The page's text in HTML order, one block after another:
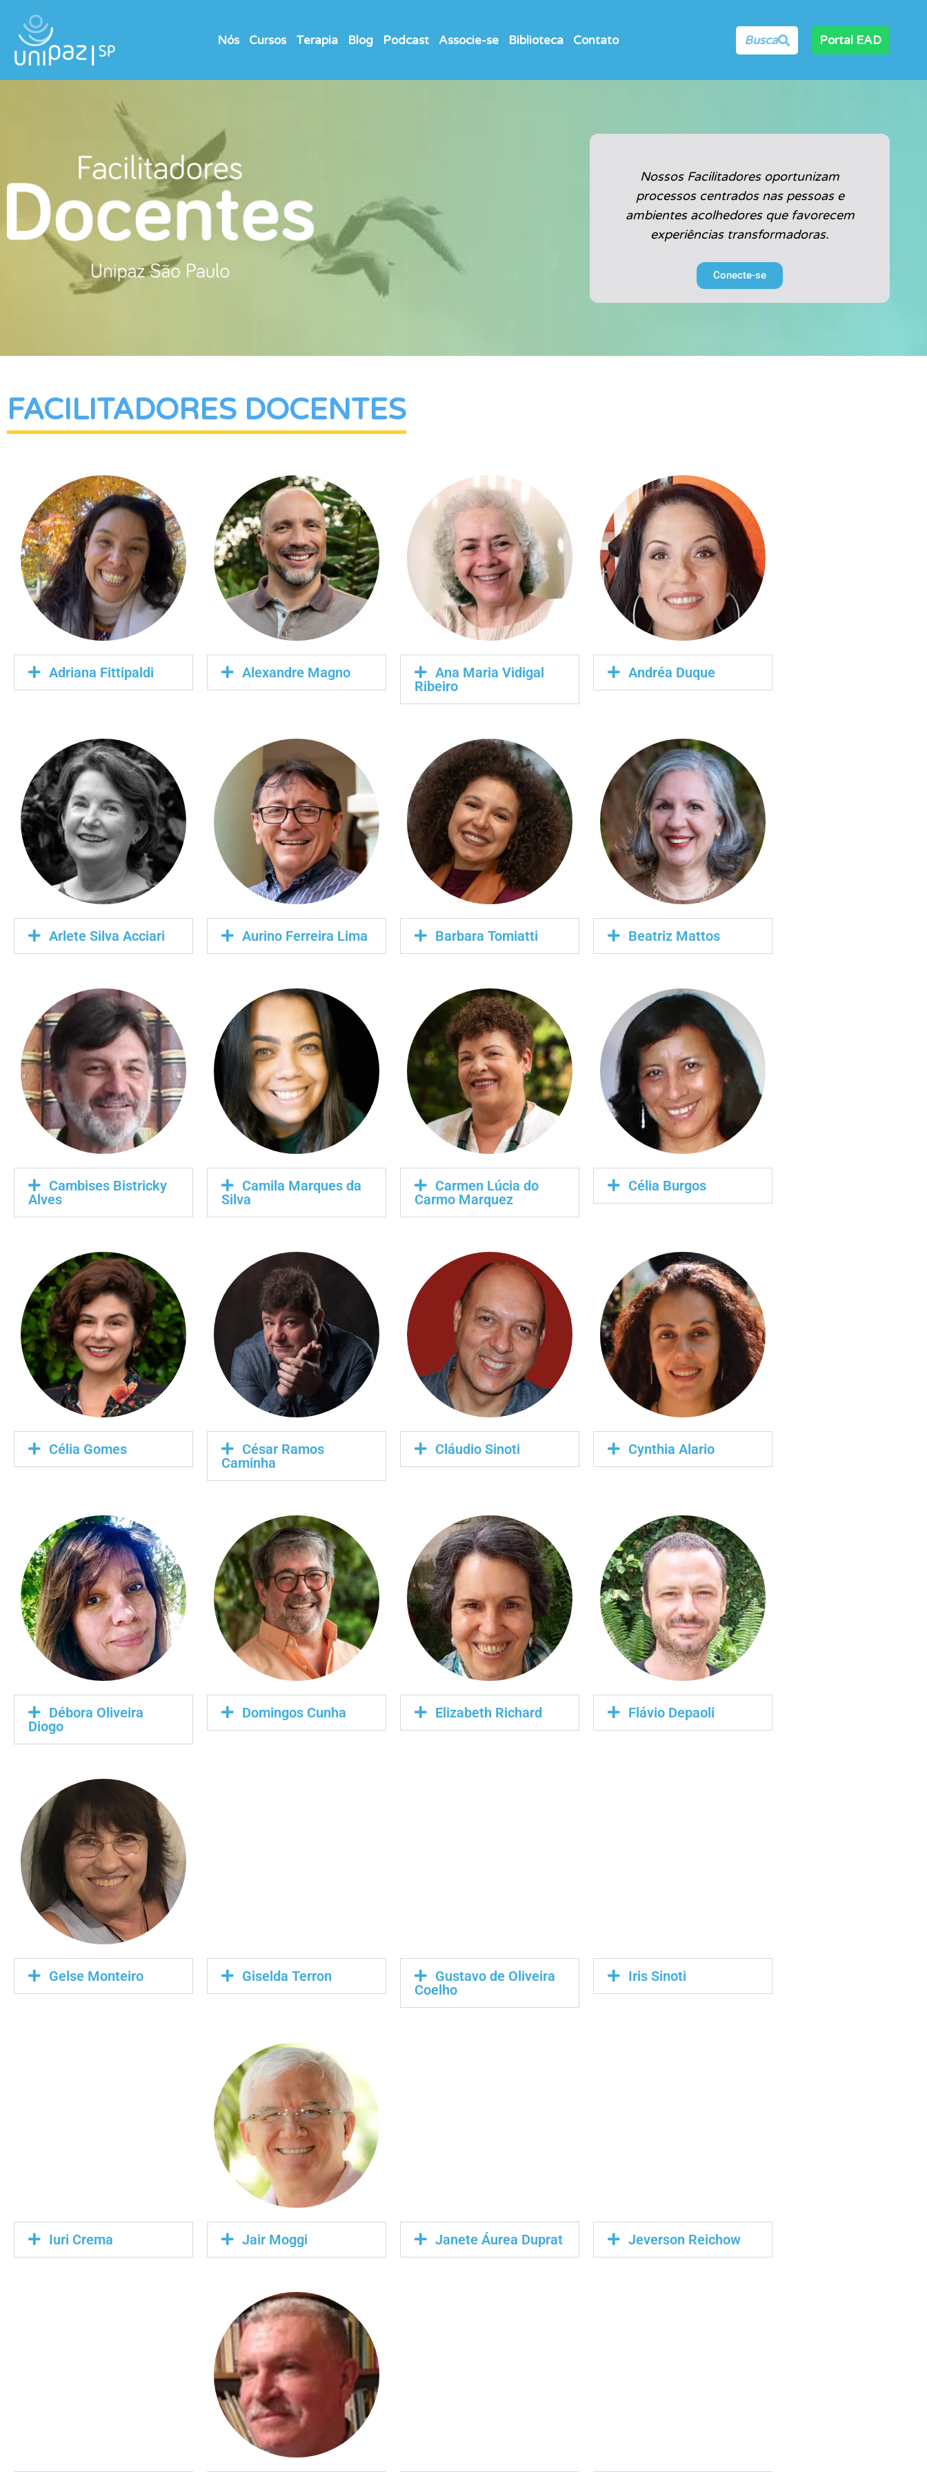
Nós Cursos Terapia Blog Podcast Associe-se Biblioteca Contato Busca Portal EAD
Nossos Facilitadores oportunizam
processos centrados nas pessoas e
ambientes acolhedores que favorecem
experiências transformadoras.​
Conecte-se
FACILITADORES DOCENTES
Adriana Fittipaldi Alexandre Magno
Ana Maria Vidigal
Ribeiro
Andréa Duque
Arlete Silva Acciari Aurino Ferreira Lima Barbara Tomiatti Beatriz Mattos
Cambises Bistricky
Alves
Camila Marques da
Silva
Carmen Lúcia do
Carmo Marquez
Célia Burgos
Célia Gomes
César Ramos
Caminha
Cláudio Sinoti Cynthia Alario
Débora Oliveira
Diogo
Domingos Cunha Elizabeth Richard Flávio Depaoli
Gelse Monteiro Giselda Terron
Gustavo de Oliveira
Coelho
Iris Sinoti
Iuri Crema Jair Moggi Janete Áurea Duprat Jeverson Reichow